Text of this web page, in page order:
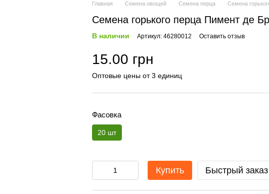
Главная Семена овощей Семена перца Семена
Семена горького перца Пимент де
В наличии Артикул: 46280012 Оставить отзыв
15.00 грн
Оптовые цены от 3 единиц
Фасовка
20 шт
Купить Быстрый заказ